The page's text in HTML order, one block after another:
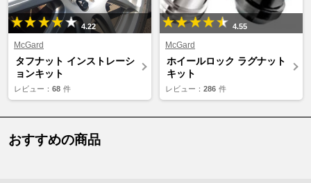
4.22
McGard
タフナット インストレーシ
ョンキット
レビュー： 68 件
4.55
McGard
ホイールロック ラグナット
キット
レビュー： 286 件
おすすめの商品